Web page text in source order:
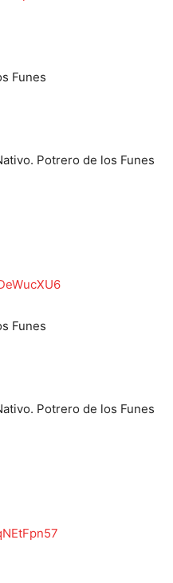
Funes
Potrero de los Funes
Funes
Potrero de los Funes